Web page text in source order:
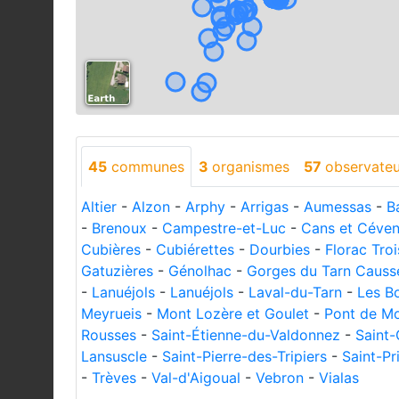
45 communes 3 organismes 57
Altier - Alzon - Arphy - Arrigas - Aumessas -
- Brenoux - Campestre-et-Luc - Cans et
Cubières - Cubiérettes - Dourbies - Florac
Gatuzières - Génolhac - Gorges du Tarn
- Lanuéjols - Lanuéjols - Laval-du-Tarn - Les
Meyrueis - Mont Lozère et Goulet - Pont de
Rousses - Saint-Étienne-du-Valdonnez -
Lansuscle - Saint-Pierre-des-Tripiers - Saint-
- Trèves - Val-d'Aigoual - Vebron - Vialas